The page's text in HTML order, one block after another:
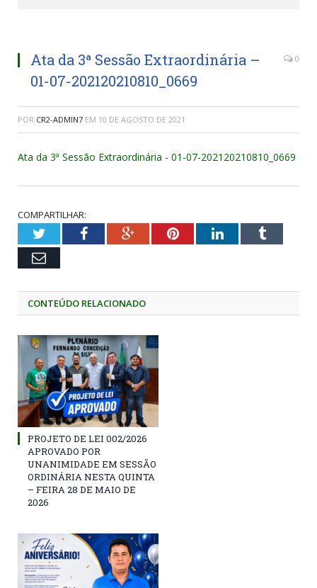
Ata da 3ª Sessão Extraordinária –
01-07-202120210810_0669
0
POR CR2-ADMIN7 EM 10 DE AGOSTO DE 2021
Ata da 3ª Sessão Extraordinária - 01-07-202120210810_0669
COMPARTILHAR:
TwitterFacebookGoogle+PinterestLinkedInTumblr
Email
CONTEÚDO RELACIONADO
PROJETO DE LEI 002/2026
APROVADO POR
UNANIMIDADE EM SESSÃO
ORDINÁRIA NESTA QUINTA
– FEIRA 28 DE MAIO DE
2026